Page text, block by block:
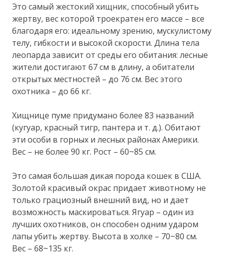
Это самый жестокий хищник, способный убить
жертву, вес которой троекратен его массе – все
благодаря его: идеальному зрению, мускулистому
телу, гибкости и высокой скорости. Длина тела
леопарда зависит от среды его обитания: лесные
жители достигают 67 см в длину, а обитатели
открытых местностей – до 76 см. Вес этого
охотника – до 66 кг.
Хищнице пуме придумано более 83 названий
(кугуар, красный тигр, пантера и т. д.). Обитают
эти особи в горных и лесных районах Америки.
Вес – не более 90 кг. Рост – 60~85 см.
Это самая большая дикая порода кошек в США.
Золотой красивый окрас придает животному не
только грациозный внешний вид, но и дает
возможность маскироваться. Ягуар – один из
лучших охотников, он способен одним ударом
лапы убить жертву. Высота в холке – 70~80 см.
Вес – 68~135 кг.